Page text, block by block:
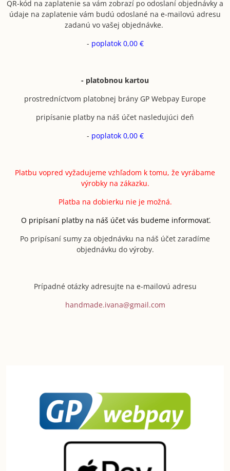
QR-kód na zaplatenie sa vám zobrazí po odoslaní objednávky a
údaje na zaplatenie vám budú odoslané na e-mailovú adresu
zadanú vo vašej objednávke.
- poplatok 0,00 €
- platobnou kartou
prostredníctvom platobnej brány GP Webpay Europe
pripísanie platby na náš účet nasledujúci deň
- poplatok 0,00 €
Platbu vopred vyžadujeme vzhľadom k tomu, že vyrábame
výrobky na zákazku.
Platba na dobierku nie je možná.
O pripísaní platby na náš účet vás budeme informovať.
Po pripísaní sumy za objednávku na náš účet zaradíme
objednávku do výroby.
Prípadné otázky adresujte na e-mailovú adresu
handmade.ivana@gmail.com